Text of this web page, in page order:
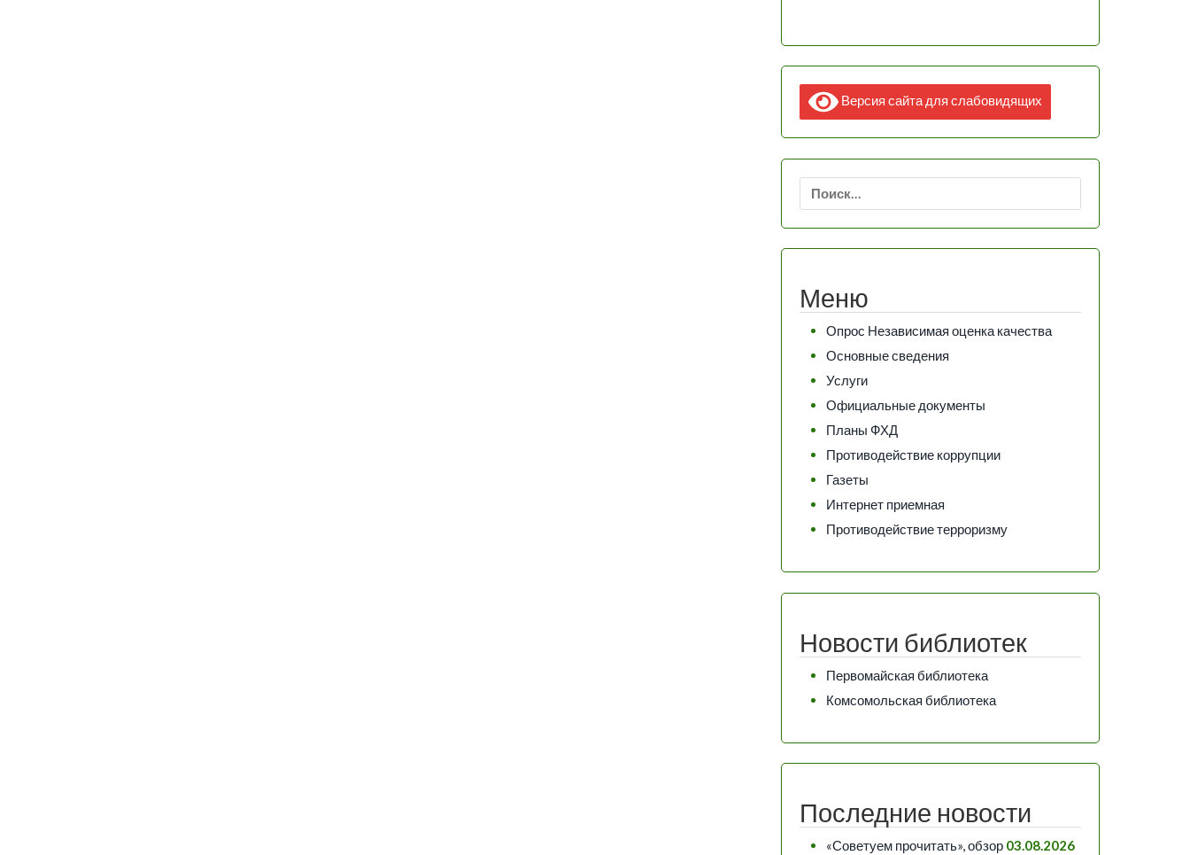
Версия сайта для слабовидящих
Найти:
Меню
Опрос Независимая оценка качества
Основные сведения
Услуги
Официальные документы
Планы ФХД
Противодействие коррупции
Газеты
Интернет приемная
Противодействие терроризму
Новости библиотек
Первомайская библиотека
Комсомольская библиотека
Последние новости
«Советуем прочитать», обзор 03.08.2026